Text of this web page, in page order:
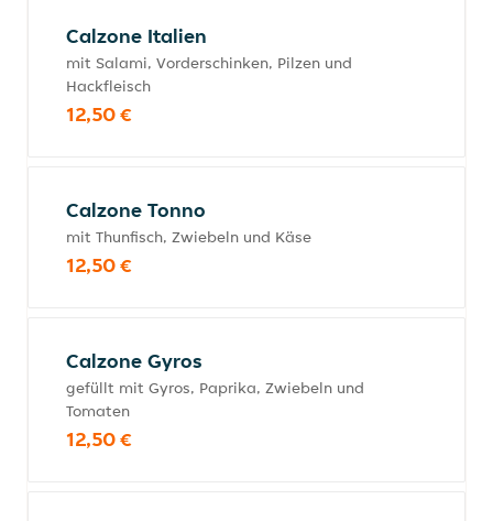
Calzone Italien
mit Salami, Vorderschinken, Pilzen und
Hackfleisch
12,50 €
Calzone Tonno
mit Thunfisch, Zwiebeln und Käse
12,50 €
Calzone Gyros
gefüllt mit Gyros, Paprika, Zwiebeln und
Tomaten
12,50 €